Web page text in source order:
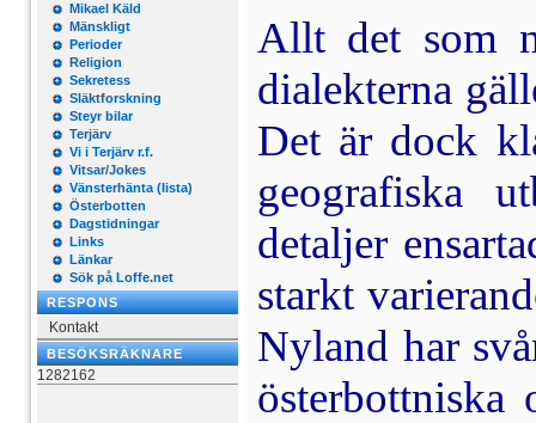
Mikael Käld
Mänskligt
Perioder
Religion
Sekretess
Släktforskning
Steyr bilar
Terjärv
Vi i Terjärv r.f.
Vitsar/Jokes
Vänsterhänta (lista)
Österbotten
Dagstidningar
Links
Länkar
Sök på Loffe.net
RESPONS
Kontakt
BESÖKSRÄKNARE
1282162
Allt det som
dialekterna
Det är dock
geografiska
detaljer
starkt
Nyland har
österbottniska